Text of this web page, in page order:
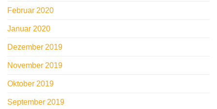
Februar 2020
Januar 2020
Dezember 2019
November 2019
Oktober 2019
September 2019